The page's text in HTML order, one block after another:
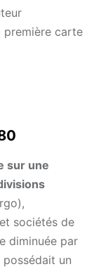
première carte
sur une
sociétés de
diminuée par
un